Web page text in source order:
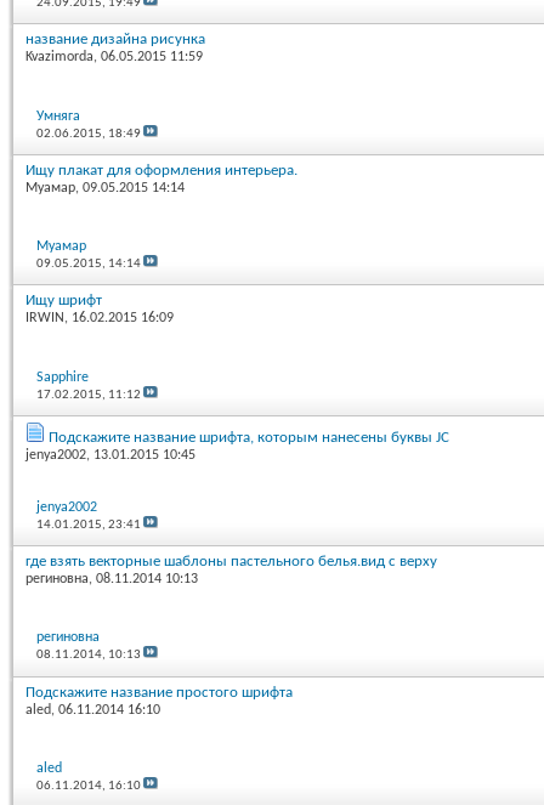
24.09.2015, 19:49
название дизайна рисунка
Kvazimorda, 06.05.2015 11:59
Умняга
02.06.2015, 18:49
Ищу плакат для оформления интерьера.
Муамар, 09.05.2015 14:14
Муамар
09.05.2015, 14:14
Ищу шрифт
IRWIN , 16.02.2015 16:09
Sapphire
17.02.2015, 11:12
Подскажите название шрифта, которым нанесены буквы JC
jenya2002, 13.01.2015 10:45
jenya2002
14.01.2015,23:41
где взять векторные шаблоны пастельного белья.вид с верху
региновна, 08.11.2014 10:13
региновна
08.11.2014, 10:13
Подскажите название простого шрифта
aled, 06.11.2014 16:10
aled
06.11.2014, 16:10